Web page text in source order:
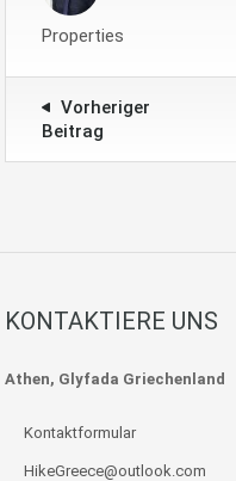
Properties
Vorheriger
Beitrag
KONTAKTIERE UNS
Athen, Glyfada Griechenland
Kontaktformular
HikeGreece@outlook.com